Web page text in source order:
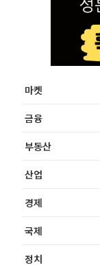
마켓
금융
부동산
산업
경제
국제
정치